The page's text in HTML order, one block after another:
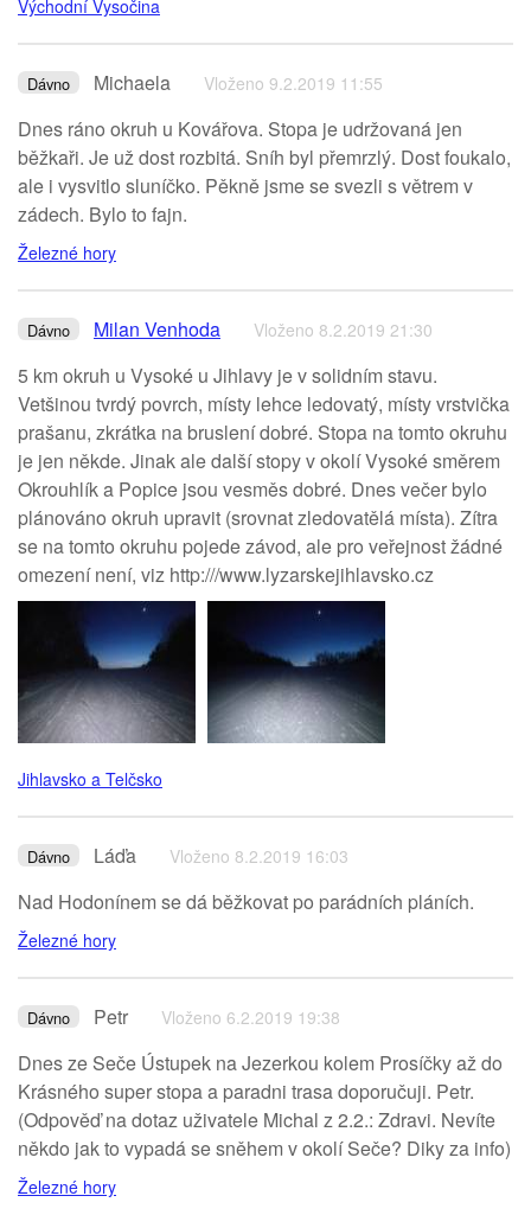
Východní Vysočina
Dávno Michaela Vloženo 9.2.2019 11:55
Dnes ráno okruh u Kovářova. Stopa je udržovaná jen
běžkaři. Je už dost rozbitá. Sníh byl přemrzlý. Dost foukalo,
ale i vysvitlo sluníčko. Pěkně jsme se svezli s větrem v
zádech. Bylo to fajn.
Železné hory
Dávno Milan Venhoda Vloženo 8.2.2019 21:30
5 km okruh u Vysoké u Jihlavy je v solidním stavu.
Vetšinou tvrdý povrch, místy lehce ledovatý, místy vrstvička
prašanu, zkrátka na bruslení dobré. Stopa na tomto okruhu
je jen někde. Jinak ale další stopy v okolí Vysoké směrem
Okrouhlík a Popice jsou vesměs dobré. Dnes večer bylo
plánováno okruh upravit (srovnat zledovatělá místa). Zítra
se na tomto okruhu pojede závod, ale pro veřejnost žádné
omezení není, viz http:///www.lyzarskejihlavsko.cz
Jihlavsko a Telčsko
Dávno Láďa Vloženo 8.2.2019 16:03
Nad Hodonínem se dá běžkovat po parádních pláních.
Železné hory
Dávno Petr Vloženo 6.2.2019 19:38
Dnes ze Seče Ústupek na Jezerkou kolem Prosíčky až do
Krásného super stopa a paradni trasa doporučuji. Petr.
(Odpověď na dotaz uživatele Michal z 2.2.: Zdravi. Nevíte
někdo jak to vypadá se sněhem v okolí Seče? Diky za info)
Železné hory